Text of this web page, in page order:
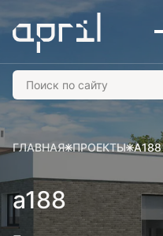
ГЛАВНАЯ ПРОЕКТЫ A188
a188